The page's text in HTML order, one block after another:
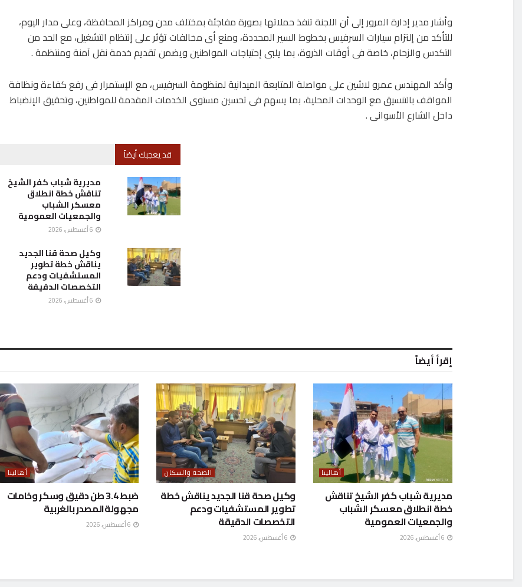
وأشار مدير إدارة المرور إلى أن اللجنة تنفذ حملاتها بصورة مفاجئة بمختلف مدن ومراكز المحافظة، وعلى مدار اليوم،
للتأكد من إلتزام سيارات السرفيس بخطوط السير المحددة، ومنع أى مخالفات تؤثر على إنتظام التشغيل، مع الحد من
التكدس والزحام، خاصة فى أوقات الذروة، بما يلبى إحتياجات المواطنين ويضمن تقديم خدمة نقل آمنة ومنتظمة .
وأكد المهندس عمرو لاشين على مواصلة المتابعة الميدانية لمنظومة السرفيس، مع الإستمرار فى رفع كفاءة ونظافة
المواقف بالتنسيق مع الوحدات المحلية، بما يسهم فى تحسين مستوى الخدمات المقدمة للمواطنين، وتحقيق الإنضباط
داخل الشارع الأسوانى .
قد يعجبك أيضاً
مديرية شباب كفر الشيخ
تناقش خطة انطلاق
معسكر الشباب
والجمعيات العمومية
وكيل صحة قنا الجديد
يناقش خطة تطوير
المستشفيات ودعم
التخصصات الدقيقة
إقرأ أيضاً
أهالينا
مديرية شباب كفر الشيخ تناقش
خطة انطلاق معسكر الشباب
والجمعيات العمومية
الصحة والسكان
وكيل صحة قنا الجديد يناقش خطة
تطوير المستشفيات ودعم
التخصصات الدقيقة
أهالينا
ضبط 3.4 طن دقيق وسكر وخامات
مجهولةالمصدر بالغربية